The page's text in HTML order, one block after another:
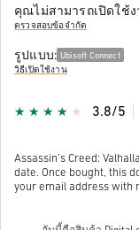
คุณไม่สามารถเปิดใ
ตรวจสอบข้อจำกัด
รูปแบบ: Ubisoft Connect
วิธีเปิดใช้งาน
3.8/5
Assassin’s Creed:
date. Once bought, this
your email address with